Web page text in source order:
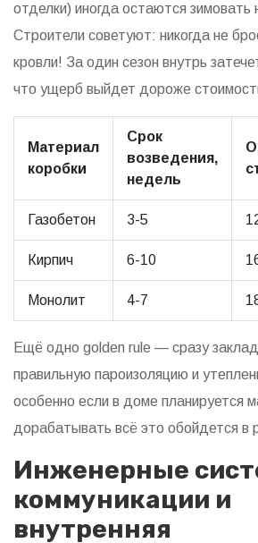
отделки) иногда остаются
Строители советуют: никогда не
кровли! За один сезон внутрь
что ущерб выйдет дороже
Материал
коробки
Срок
возведения,
недель
Газобетон 3-5
Кирпич 6-10
Монолит 4-7
Ещё одно golden rule — сразу
правильную пароизоляцию и
особенно если в доме планируется
дорабатывать всё это обойдется в
Инженерные
коммуникации и
внутренняя